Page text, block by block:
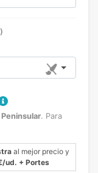
Peninsular. Para
al mejor precio y
ud. + Portes